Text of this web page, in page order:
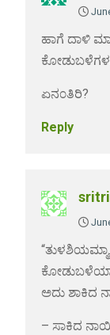
ಹಾಗೆ ದಾಳಿ
ಏನ೦ತಿರಿ?
Reply
sritri
ಅದು ಶಾಕಿದ
– ಸಾಕಿದ ನಾಯಿ